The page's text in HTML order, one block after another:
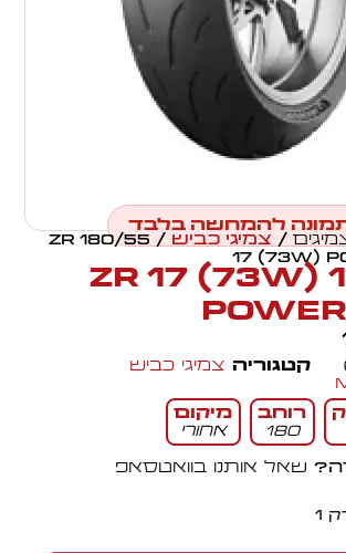
להמחשה בלבד
/ צמיגי כביש
/ 180/55 ZR
17 (73W)
180/55 ZR 17 (73W)
קטגוריה צמיגי כביש
רוחב
180
מיקום
אחורי
שאל אותנו בוואטסאפ
1